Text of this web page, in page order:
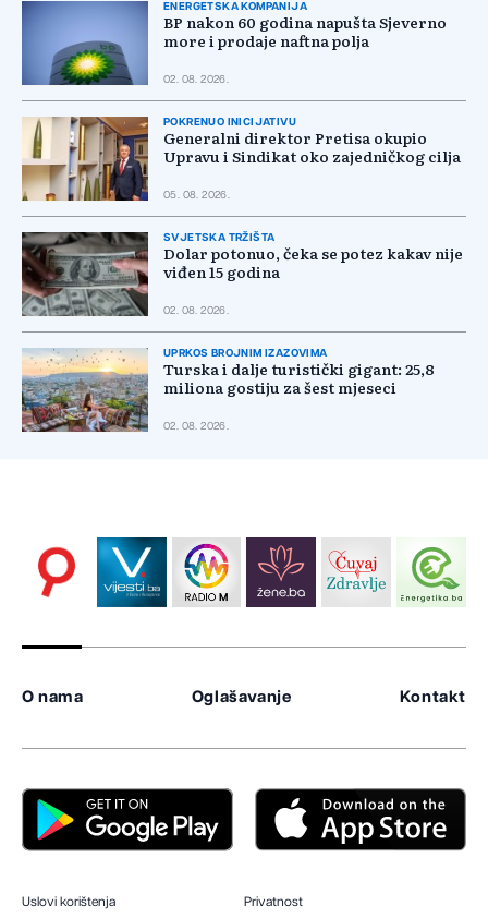
ENERGETSKA KOMPANIJA
BP nakon 60 godina napušta Sjeverno
more i prodaje naftna polja
02. 08. 2026.
POKRENUO INICIJATIVU
Generalni direktor Pretisa okupio
Upravu i Sindikat oko zajedničkog cilja
05. 08. 2026.
SVJETSKA TRŽIŠTA
Dolar potonuo, čeka se potez kakav nije
viđen 15 godina
02. 08. 2026.
UPRKOS BROJNIM IZAZOVIMA
Turska i dalje turistički gigant: 25,8
miliona gostiju za šest mjeseci
02. 08. 2026.
O nama Oglašavanje Kontakt
Uslovi korištenja Privatnost